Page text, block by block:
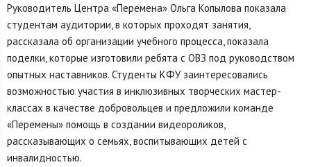
Руководитель Центра «Перемена» Ольга Копылова показала
студентам аудитории, в которых проходят занятия,
рассказала об организации учебного процесса, показала
поделки, которые изготовили ребята с ОВЗ под руководством
опытных наставников. Студенты КФУ заинтересовались
возможностью участия в инклюзивных творческих мастер-
классах в качестве добровольцев и предложили команде
«Перемены» помощь в создании видеороликов,
рассказывающих о семьях, воспитывающих детей с
инвалидностью.